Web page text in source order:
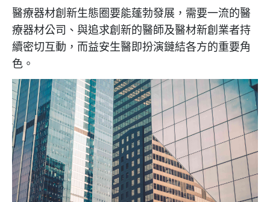
醫療器材創新生態圈要能蓬勃發展，需要一流的醫
療器材公司、與追求創新的醫師及醫材新創業者持
續密切互動，而益安生醫即扮演鏈結各方的重要角
色。